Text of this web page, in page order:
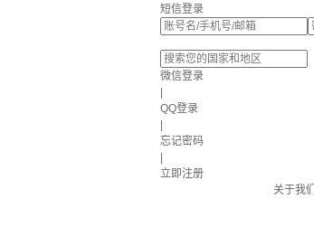
短信登录
微信登录
QQ登录
忘记密码
立即注册
关于我们